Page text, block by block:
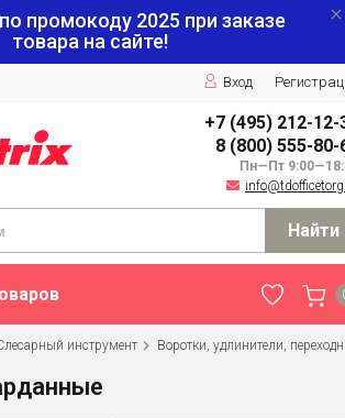
промокоду 2025 при заказе
товара на сайте!
Вход
+7 (495) 212-12-
8 (800) 555-80-
Пн—Пт
Найти
инструмент Воротки, удлинители,